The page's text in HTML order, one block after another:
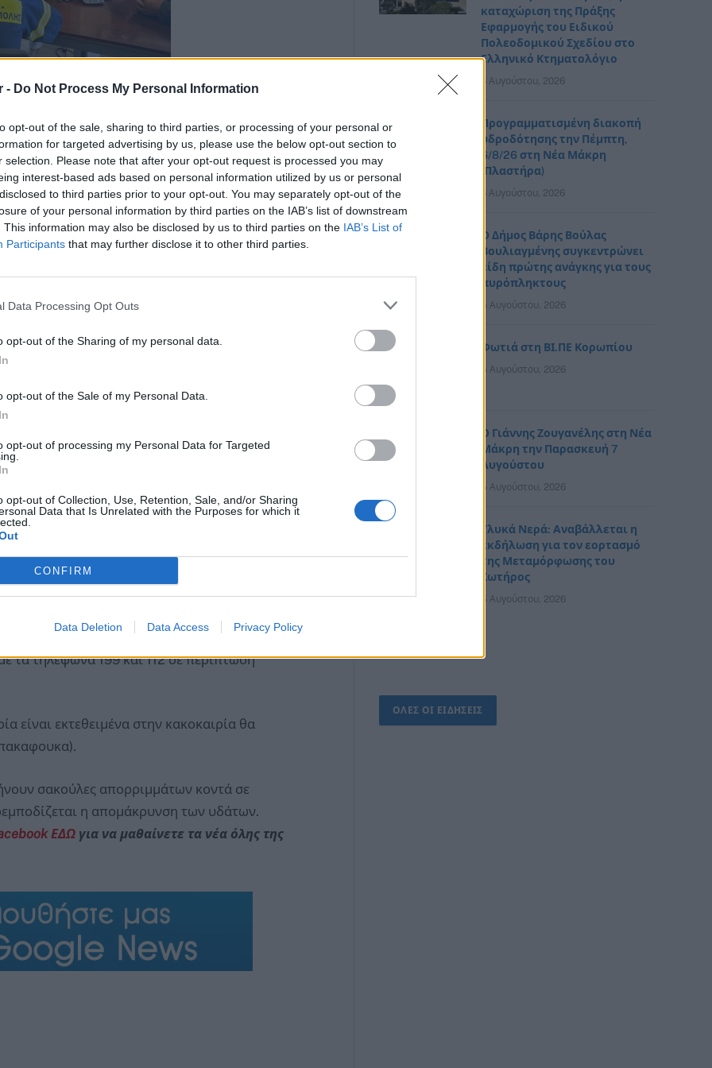
- Do Not Process My Personal Information
opt-out of the sale, sharing to third parties, or processing of your personal or
for targeted advertising by us, please use the below opt-out section to
selection. Please note that after your opt-out request is processed you may
interest-based ads based on personal information utilized by us or personal
to third parties prior to your opt-out. You may separately opt-out of the
of your personal information by third parties on the IAB’s list of downstream
This information may also be disclosed by us to third parties on the IAB’s List of
Participants that may further disclose it to other third parties.
Data Processing Opt Outs
opt-out of the Sharing of my personal data.
opt-out of the Sale of my Personal Data.
opt-out of processing my Personal Data for Targeted
opt-out of Collection, Use, Retention, Sale, and/or Sharing
Data that Is Unrelated with the Purposes for which it
CONFIRM
Data Deletion Data Access Privacy Policy
το Σάββατο 5/11 αναφορικά με το καιρικό
Διονύσου Γιάννη Καλαφατέλη, του
Κόκκαλη, συναρμόδιων Αντιδημάρχων,
πολιτικής προστασίας καθώς και
όλα τα απαραίτητα μέτρα τα
τυχόν συνέπειες λόγω της
στους πολίτες να αποφεύγουν τις
τα τηλέφωνα 199 και 112 σε περίπτωση
είναι εκτεθειμένα στην κακοκαιρία θα
σακούλες απορριμμάτων κοντά σε
η απομάκρυνση των υδάτων.
ΕΔΩ για να μαθαίνετε τα νέα όλης της
καταχώριση της Πράξης
Εφαρμογής του Ειδικού
Πολεοδομικού Σχεδίου στο
Ελληνικό Κτηματολόγιο
6 Αυγούστου, 2026
Προγραμματισμένη διακοπή
υδροδότησης την Πέμπτη,
6/8/26 στη Νέα Μάκρη
(Πλαστήρα)
6 Αυγούστου, 2026
Ο Δήμος Βάρης Βούλας
Βουλιαγμένης συγκεντρώνει
είδη πρώτης ανάγκης για τους
πυρόπληκτους
5 Αυγούστου, 2026
Φωτιά στη ΒΙ.ΠΕ Κορωπίου
5 Αυγούστου, 2026
Ο Γιάννης Ζουγανέλης στη Νέα
Μάκρη την Παρασκευή 7
Αυγούστου
5 Αυγούστου, 2026
Γλυκά Νερά: Αναβάλλεται η
εκδήλωση για τον εορτασμό
της Μεταμόρφωσης του
Σωτήρος
5 Αυγούστου, 2026
ΟΛΕΣ ΟΙ ΕΙΔΗΣΕΙΣ